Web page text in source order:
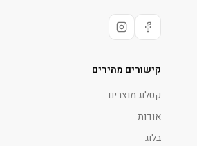
קישורים מהירים
קטלוג מוצרים
אודות
בלוג